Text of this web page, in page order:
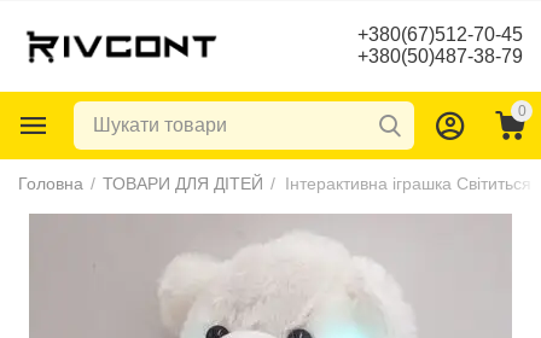
+380(67)512-70-45
+380(50)487-38-79
0
Головна / ТОВАРИ ДЛЯ ДІТЕЙ /